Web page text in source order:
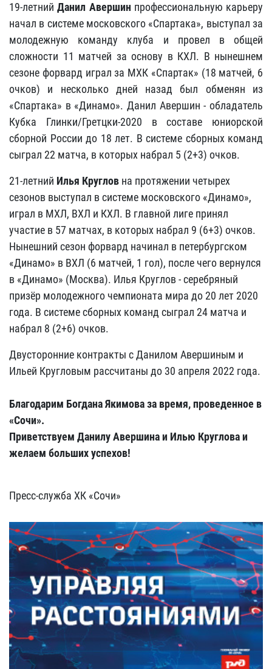
19-летнийДанил Авершин профессиональную карьеру
начал в системе московского «Спартака», выступал за
молодежную команду клуба и провел в общей
сложности 11 матчей за основу в КХЛ. В нынешнем
сезоне форвард играл за МХК «Спартак» (18 матчей, 6
очков) и несколько дней назад был обменян из
«Спартака» в «Динамо». Данил Авершин - обладатель
Кубка Глинки/Гретцки-2020 в составе юниорской
сборной России до 18 лет. В системе сборных команд
сыграл 22 матча, в которых набрал 5 (2+3) очков.
21-летний Илья Круглов на протяжении четырех
сезонов выступал в системе московского «Динамо»,
играл в МХЛ, ВХЛ и КХЛ. В главной лиге принял
участие в 57 матчах, в которых набрал 9 (6+3) очков.
Нынешний сезон форвард начинал в петербургском
«Динамо» в ВХЛ (6 матчей, 1 гол), после чего вернулся
в «Динамо» (Москва). Илья Круглов - серебряный
призёр молодежного чемпионата мира до 20 лет 2020
года. В системе сборных команд сыграл 24 матча и
набрал 8 (2+6) очков.
Двусторонние контракты с Данилом Авершиным и
Ильей Кругловым рассчитаны до 30 апреля 2022 года.
Благодарим Богдана Якимова за время, проведенное в
«Сочи».
Приветствуем Данилу Авершина и Илью Круглова и
желаем больших успехов!
Пресс-служба ХК «Сочи»